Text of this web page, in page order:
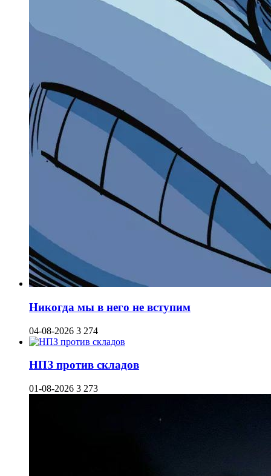
Никогда мы в него не вступим
04-08-2026 3 274
НПЗ против складов
01-08-2026 3 273